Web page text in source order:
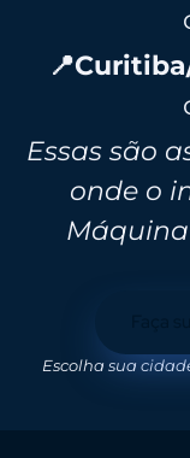
Essas são
onde o
Escolha sua